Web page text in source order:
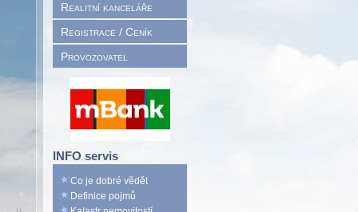
Realitní kanceláře
Registrace / Ceník
Provozovatel
INFO servis
Co je dobré vědět
Definice pojmů